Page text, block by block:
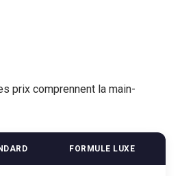
prix comprennent la main-
FORMULE LUXE